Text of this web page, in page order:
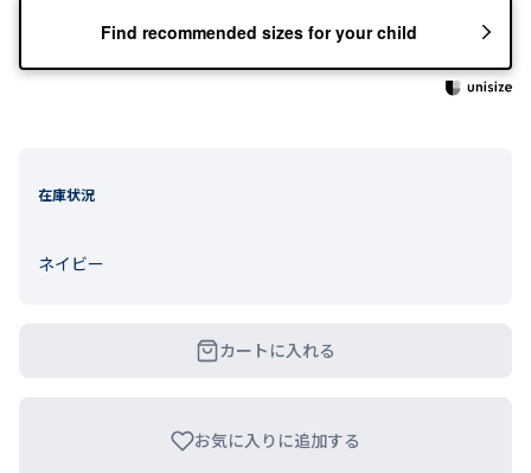
Find recommended sizes for your child
在庫状況
ネイビー
カートに入れる
お気に入りに追加する